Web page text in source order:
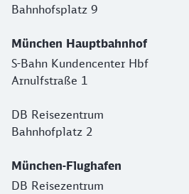
Bahnhofsplatz 9
München Hauptbahnhof
S-Bahn Kundencenter Hbf
Arnulfstraße 1
DB Reisezentrum
Bahnhofplatz 2
München-Flughafen
DB Reisezentrum